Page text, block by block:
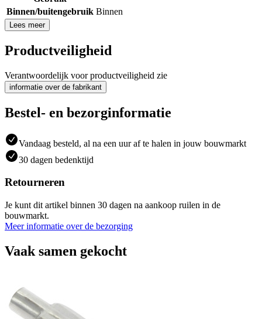
Binnen/buitengebruik Binnen
Lees meer
Productveiligheid
Verantwoordelijk voor productveiligheid zie
informatie over de fabrikant
Bestel- en bezorginformatie
Vandaag besteld, al na een uur af te halen in jouw bouwmarkt
30 dagen bedenktijd
Retourneren
Je kunt dit artikel binnen 30 dagen na aankoop ruilen in de
bouwmarkt.
Meer informatie over de bezorging
Vaak samen gekocht